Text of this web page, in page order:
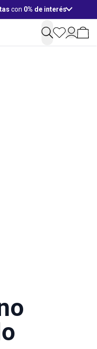
con 0% de interés